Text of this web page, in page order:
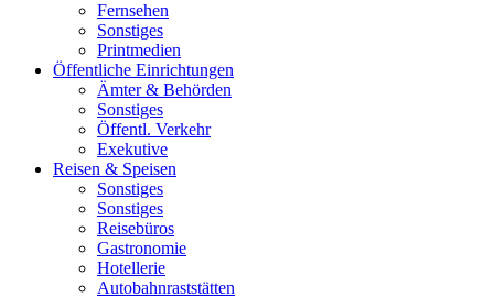
Fernsehen
Sonstiges
Printmedien
Öffentliche Einrichtungen
Ämter & Behörden
Sonstiges
Öffentl. Verkehr
Exekutive
Reisen & Speisen
Sonstiges
Sonstiges
Reisebüros
Gastronomie
Hotellerie
Autobahnraststätten